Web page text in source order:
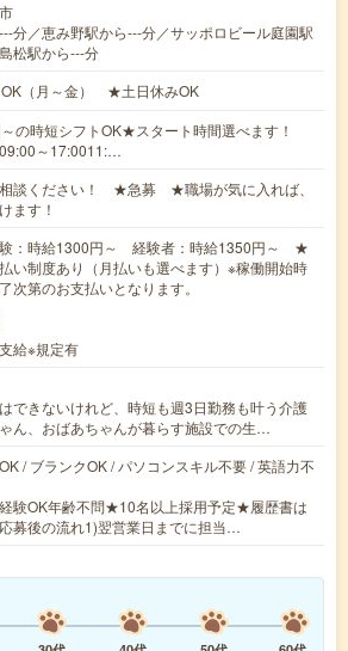
分／恵み野駅から---分／サッポロビール庭園駅
松駅から---分
OK（月～金） ★土日休みOK
の時短シフトOK★スタート時間選べます！
～17:0011:…
談ください！ ★急募 ★職場が気に入れば、
ます！
：時給1300円～ 経験者：時給1350円～ ★
い制度あり（月払いも選べます）※稼働開始時
次第のお支払いとなります。
給※規定有
できないけれど、時短も週3日勤務も叶う介護
ん、おばあちゃんが暮らす施設での生…
/ ブランクOK / パソコンスキル不要 / 英語力不
験OK年齢不問★10名以上採用予定★履歴書は
募後の流れ1)翌営業日までに担当…